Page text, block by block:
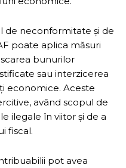
de neconformitate și de
poate aplica măsuri
bunurilor
sau interzicerea
economice. Aceste
având scopul de
ilegale în viitor și de a
fiscal.
pot avea